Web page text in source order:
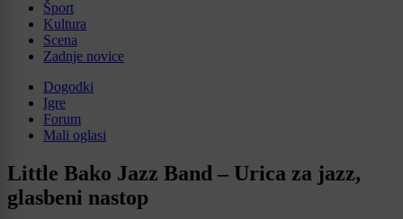
Šport
Kultura
Scena
Zadnje novice
Dogodki
Igre
Forum
Mali oglasi
Little Bako Jazz Band – Urica za jazz,
glasbeni nastop